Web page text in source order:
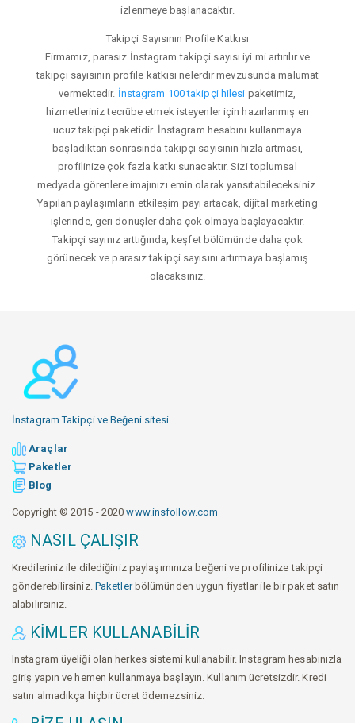
izlenmeye başlanacaktır.
Takipçi Sayısının Profile Katkısı
Firmamız, parasız İnstagram takipçi sayısı iyi mi artırılır ve
takipçi sayısının profile katkısı nelerdir mevzusunda malumat
vermektedir. İnstagram 100 takipçi hilesi paketimiz,
hizmetleriniz tecrübe etmek isteyenler için hazırlanmış en
ucuz takipçi paketidir. İnstagram hesabını kullanmaya
başladıktan sonrasında takipçi sayısının hızla artması,
profilinize çok fazla katkı sunacaktır. Sizi toplumsal
medyada görenlere imajınızı emin olarak yansıtabileceksiniz.
Yapılan paylaşımların etkileşim payı artacak, dijital marketing
işlerinde, geri dönüşler daha çok olmaya başlayacaktır.
Takipçi sayınız arttığında, keşfet bölümünde daha çok
görünecek ve parasız takipçi sayısını artırmaya başlamış
olacaksınız.
İnstagram Takipçi ve Beğeni sitesi
Araçlar
Paketler
Blog
Copyright © 2015 - 2020www.insfollow.com
NASIL ÇALIŞIR
Kredileriniz ile dilediğiniz paylaşımınıza beğeni ve profilinize takipçi
gönderebilirsiniz. Paketlerbölümünden uygun fiyatlar ile bir paket satın
alabilirsiniz.
KIMLER KULLANABILIR
Instagram üyeliği olan herkes sistemi kullanabilir. Instagram hesabınızla
giriş yapın ve hemen kullanmaya başlayın. Kullanım ücretsizdir. Kredi
satın almadıkça hiçbir ücret ödemezsiniz.